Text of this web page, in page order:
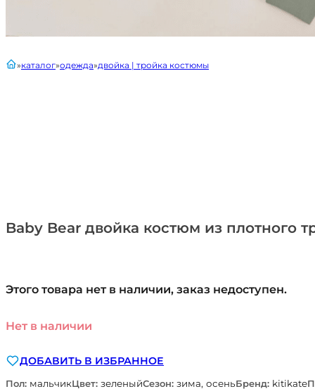
Baby Bear двойка костюм из плотного
главнаякаталог одежда двойка | тройка костюмы
Этого товара нет в наличии, заказ недоступен.
Нет в наличии
ДОБАВИТЬ В ИЗБРАННОЕ
Пол: мальчикЦвет: зеленыйСезон: зима, осеньБренд: kitikate